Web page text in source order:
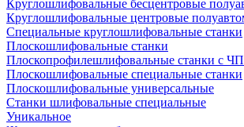
Круглошлифовальные бесцентровые
Круглошлифовальные центровые
Специальные круглошлифовальные станки
Плоскошлифовальные станки
Плоскопрофилешлифовальные станки с
Плоскошлифовальные специальные станки
Плоскошлифовальные универсальные
Станки шлифовальные специальные
Уникальное